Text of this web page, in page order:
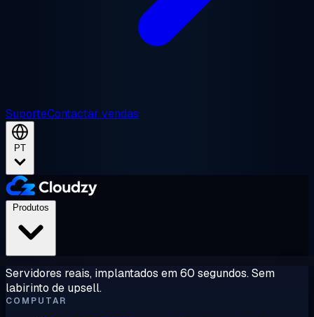
SuporteContactar vendas
PT
Servidores reais, implantados em 60 segundos. Sem
labirinto de upsell.
COMPUTAR